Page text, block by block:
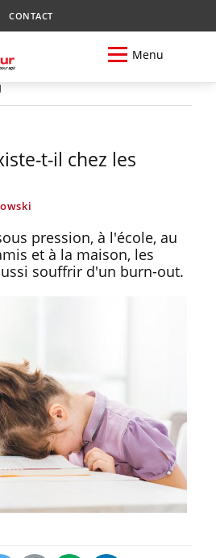
CONTACT
Menu
t-il chez les
pression, à l'école, au
et à la maison, les
souffrir d'un burn-out.